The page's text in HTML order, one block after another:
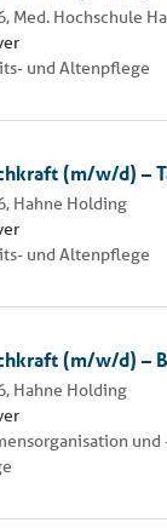
Med. Hochschule
und Altenpflege
(m/w/d) –
Hahne Holding
und Altenpflege
(m/w/d) –
Hahne Holding